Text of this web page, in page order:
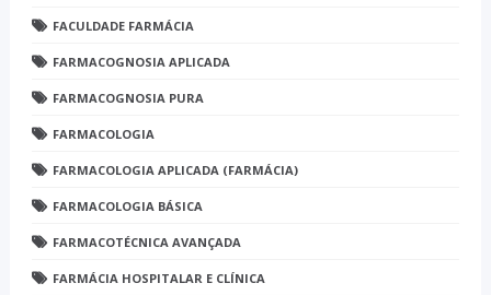
FACULDADE FARMÁCIA
FARMACOGNOSIA APLICADA
FARMACOGNOSIA PURA
FARMACOLOGIA
FARMACOLOGIA APLICADA (FARMÁCIA)
FARMACOLOGIA BÁSICA
FARMACOTÉCNICA AVANÇADA
FARMÁCIA HOSPITALAR E CLÍNICA